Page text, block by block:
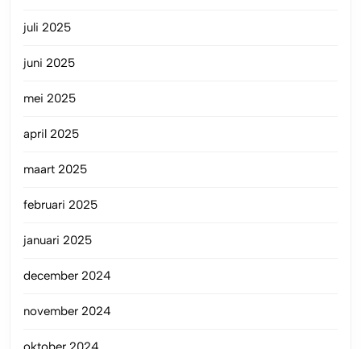
juli 2025
juni 2025
mei 2025
april 2025
maart 2025
februari 2025
januari 2025
december 2024
november 2024